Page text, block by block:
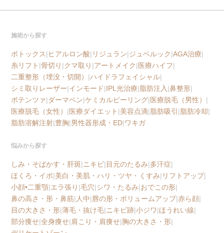
施術から探す
ボトックス|ヒアルロン酸| リジュラン|ジュベルック|AGA治療|
糸リフト |骨切り |クマ取り |アートメイク|医療ハイフ|
二重整形（埋没・切開） |ハイドラフェイシャル|
シミ取りレーザー|インモード|IPL光治療|脂肪注入 |鼻整形|
ポテンツァ|ダーマペン|ケミカルピーリング|医療脱毛（男性） |
医療脱毛（女性） |医療ダイエット |美容点滴|脂肪吸引 |脂肪冷却|
脂肪溶解注射|豊胸|男性器形成・ED|ワキガ
悩みから探す
しみ・そばかす・肝斑| ニキビ|目元のたるみ|多汗症|
ほくろ・イボ|美白・美肌・ハリ・ツヤ・くすみ| リフトアップ|
小顔•二重顎|エラ張り |毛穴|シワ・たるみ|おでこの形|
鼻の高さ・形・鼻筋| 人中|唇の形・ボリュームアップ|赤ら顔|
目の大きさ・形|薄毛・抜け毛| ニキビ跡|小ジワ|ほうれい線|
部分痩せ|全身痩せ|肩こり・肩痩せ|胸の大きさ・形|